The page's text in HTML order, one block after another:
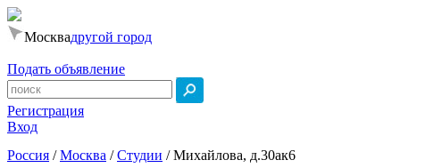
Москвадругой город
Подать объявление
Регистрация
Вход
Россия /Москва /Студии /Михайлова, д.30ак6